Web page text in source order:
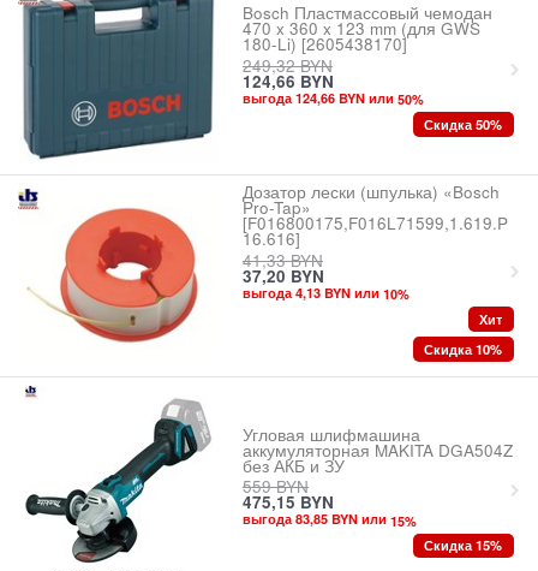
Bosch Пластмассовый чемодан
470 x 360 x 123 mm (для GWS
180-Li) [2605438170]
249,32 BYN
124,66 BYN
выгода 124,66 BYN или 50%
Скидка 50%
Дозатор лески (шпулька) «Bosch
Pro-Tap»
[F016800175,F016L71599,1.619.P
16.616]
41,33 BYN
37,20 BYN
выгода 4,13 BYN или 10%
Хит
Скидка 10%
Угловая шлифмашина
аккумуляторная MAKITA DGA504Z
без АКБ и ЗУ
559 BYN
475,15 BYN
выгода 83,85 BYN или 15%
Скидка 15%